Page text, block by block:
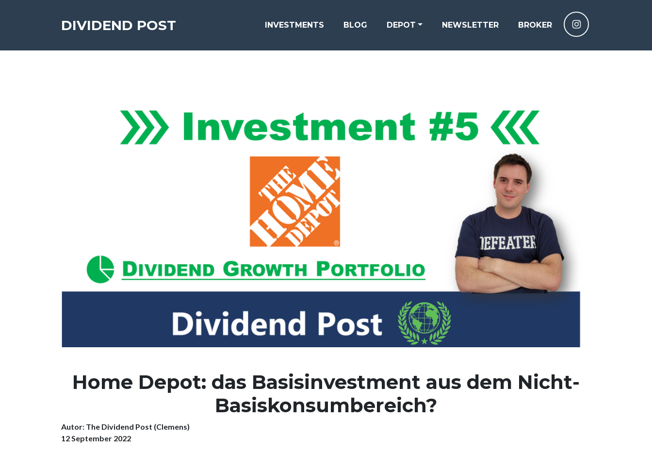
DIVIDEND POST INVESTMENTS BLOG DEPOT NEWSLETTER BROKER
Home Depot: das Basisinvestment aus dem Nicht-
Basiskonsumbereich?
Autor: The Dividend Post (Clemens)
12 September 2022